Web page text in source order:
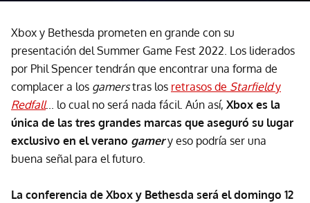
Xbox y Bethesda prometen en grande con su
presentación del Summer Game Fest 2022. Los liderados
por Phil Spencer tendrán que encontrar una forma de
complacer a los gamerstras los retrasos de Starfieldy
Redfall... lo cual no será nada fácil. Aún así, Xbox es la
única de las tres grandes marcas que aseguró su lugar
exclusivo en el verano gamery eso podría ser una
buena señal para el futuro.
La conferencia de Xbox y Bethesda será el domingo 12